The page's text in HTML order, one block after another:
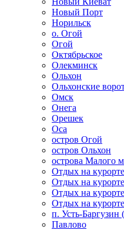
Новый Порт
Норильск
о. Огой
Огой
Октябрьское
Олекминск
Ольхон
Ольхонские
Омск
Онега
Орешек
Оса
остров Огой
остров Ольхон
острова Малого
Отдых на
Отдых на
Отдых на
Отдых на
п. Усть-Баргузин
Павлово